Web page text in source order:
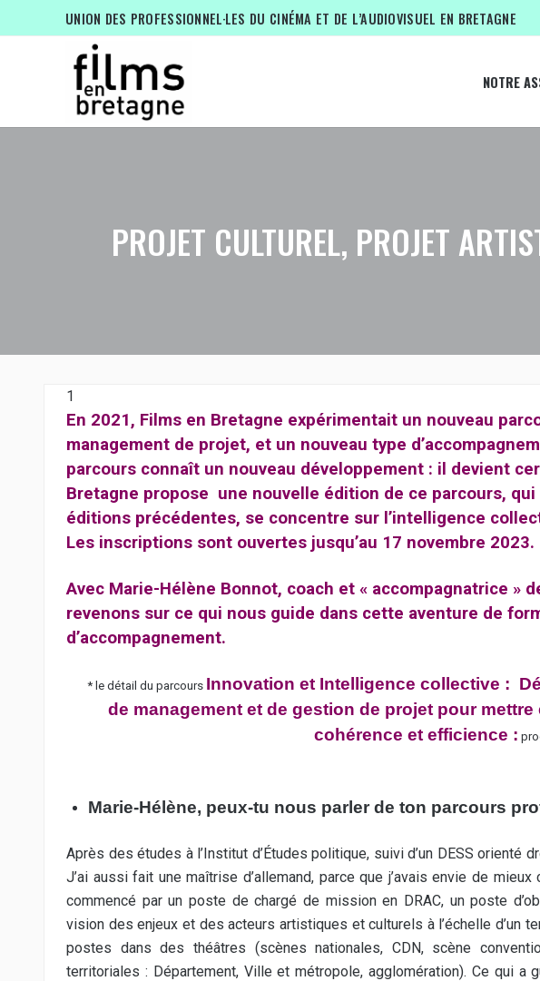
UNION DES PROFESSIONNEL·LES DU CINÉMA ET DE L’AUDIOVISUEL EN BRETAGNE
NOTRE
PROJET CULTUREL, PROJET
1
En 2021, Films en Bretagne expérimentait un nouveau
management de projet, et un nouveau type
parcours connaît un nouveau développement : il devient
Bretagne propose une nouvelle édition de ce parcours, qui
éditions précédentes, se concentre sur l’intelligence
Les inscriptions sont ouvertes jusqu’au 17 novembre 2023.
Avec Marie-Hélène Bonnot, coach et « accompagnatrice »
revenons sur ce qui nous guide dans cette aventure de
d’accompagnement.
* le détail du parcours Innovation et Intelligence collective :
de management et de gestion de projet pour
cohérence et efficience :
Marie-Hélène, peux-tu nous parler de ton parcours
Après des études à l’Institut d’Études politique, suivi d’un DESS orienté
J’ai aussi fait une maîtrise d’allemand, parce que j’avais envie de mieux
commencé par un poste de chargé de mission en DRAC, un poste
vision des enjeux et des acteurs artistiques et culturels à l’échelle d’un
postes dans des théâtres (scènes nationales, CDN, scène
territoriales : Département, Ville et métropole, agglomération). Ce qui a